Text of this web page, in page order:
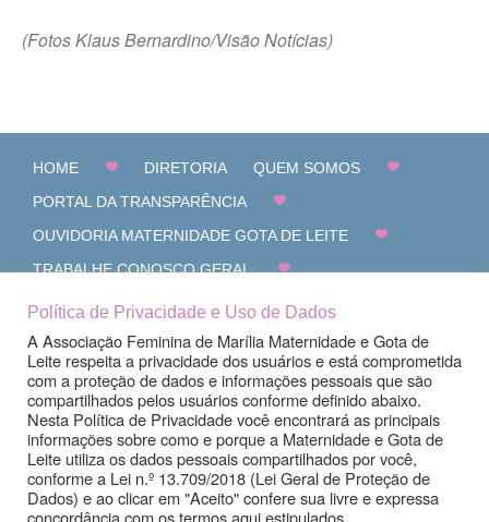
(Fotos Klaus Bernardino/Visão Notícias)
HOME DIRETORIA
QUEM SOMOS
PORTAL DA TRANSPARÊNCIA
OUVIDORIA MATERNIDADE GOTA DE LEITE
TRABALHE CONOSCO GERAL
CANAL DE DENÚNCIAS
FALE CONOSCO
Política de Privacidade e Uso de Dados
A Associação Feminina de Marília Maternidade e Gota de
Leite respeita a privacidade dos usuários e está comprometida
com a proteção de dados e informações pessoais que são
compartilhados pelos usuários conforme definido abaixo.
Nesta Política de Privacidade você encontrará as principais
informações sobre como e porque a Maternidade e Gota de
Leite utiliza os dados pessoais compartilhados por você,
conforme a Lei n.º 13.709/2018 (Lei Geral de Proteção de
Dados) e ao clicar em "Aceito" confere sua livre e expressa
concordância com os termos aqui estipulados.